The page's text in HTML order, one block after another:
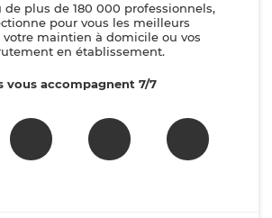
de plus de 180 000 professionnels,
pour vous les meilleurs
maintien à domicile ou vos
en établissement.
vous accompagnent 7/7